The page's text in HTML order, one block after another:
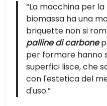
“La macchina per
biomassa ha una
briquette non si
palline di carbone
per formare hanno
superfici lisce, che
con l'estetica del
d'uso.”